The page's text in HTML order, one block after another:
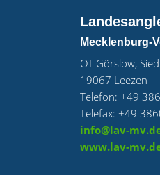
Mecklenburg-
OT Görslow,
19067 Leezen
Telefon: +49
Telefax: +49
info@lav-
www.lav-